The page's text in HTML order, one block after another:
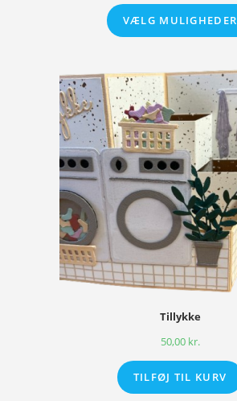
VÆLG MULIGHEDER
Tillykke
50,00 kr.
TILFØJ TIL KURV